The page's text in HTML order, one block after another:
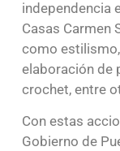
independencia
Casas Carmen
como
elaboración de
crochet, entre
Con estas
Gobierno de